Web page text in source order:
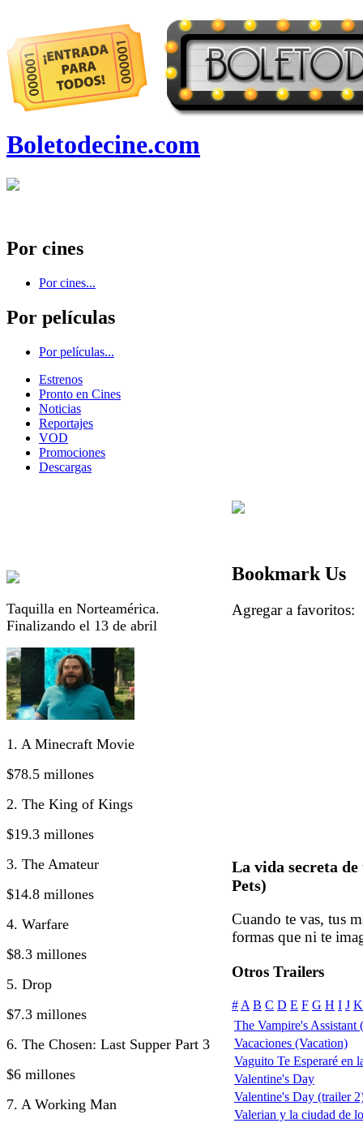
Boletodecine.com
Por cines
Por cines...
Por películas
Por películas...
Estrenos
Pronto en Cines
Noticias
Reportajes
VOD
Promociones
Descargas
Taquilla en Norteamérica.
Finalizando el 13 de abril
1. A Minecraft Movie
$78.5 millones
2. The King of Kings
$19.3 millones
3. The Amateur
$14.8 millones
4. Warfare
$8.3 millones
5. Drop
$7.3 millones
6. The Chosen: Last Supper Part 3
$6 millones
7. A Working Man
Bookmark Us
Agregar a
La vida secreta
Pets)
Cuando te vas, tus
formas que ni te
Otros Trailers
# A B C D E F G H I J K
The Vampire's
Vacaciones (Vacation)
Vaguito Te Esperaré en
Valentine's Day
Valentine's Day (trailer
Valerian y la ciudad de